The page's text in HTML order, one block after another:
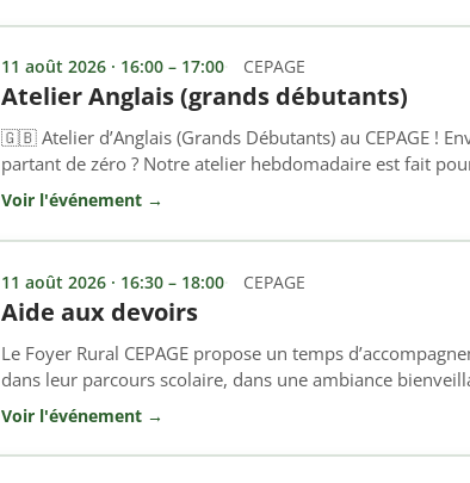
vocabulaire […]
11 août 2026 · 16:00 – 17:00 CEPAGE
Atelier Anglais (grands débutants)
🇬🇧 Atelier d’Anglais (Grands Débutants) au CEPAGE !
partant de zéro ? Notre atelier hebdomadaire est fait
spécifiquement aux personnes n’ayant jamais (ou très
ambiance bienveillante et conviviale. […]
Voir l'événement →
11 août 2026 · 16:30 – 18:00 CEPAGE
Aide aux devoirs
Le Foyer Rural CEPAGE propose un temps
dans leur parcours scolaire, dans une ambiance
chacun. 👉 Tous les mardis et vendredis 🕓 De 16h30 à
Gagner en autonomie ✔ Bénéficier […]
Voir l'événement →